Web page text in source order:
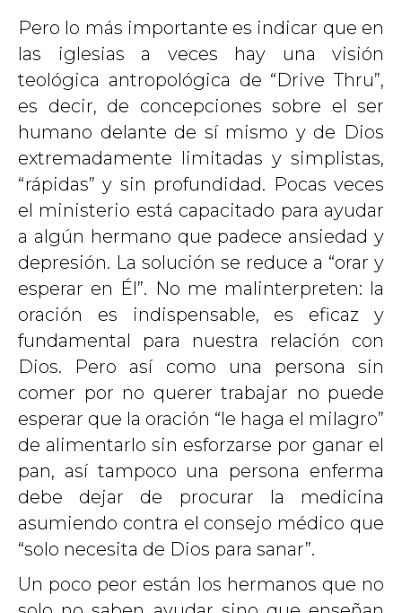
Pero lo más importante es indicar que en
las iglesias a veces hay una visión
teológica antropológica de “Drive Thru”,
es decir, de concepciones sobre el ser
humano delante de sí mismo y de Dios
extremadamente limitadas y simplistas,
“rápidas” y sin profundidad. Pocas veces
el ministerio está capacitado para ayudar
a algún hermano que padece ansiedad y
depresión. La solución se reduce a “orar y
esperar en Él”. No me malinterpreten: la
oración es indispensable, es eficaz y
fundamental para nuestra relación con
Dios. Pero así como una persona sin
comer por no querer trabajar no puede
esperar que la oración “le haga el milagro”
de alimentarlo sin esforzarse por ganar el
pan, así tampoco una persona enferma
debe dejar de procurar la medicina
asumiendo contra el consejo médico que
“solo necesita de Dios para sanar”.
Un poco peor están los hermanos que no